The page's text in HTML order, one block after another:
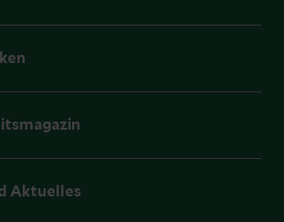
Aktuelles